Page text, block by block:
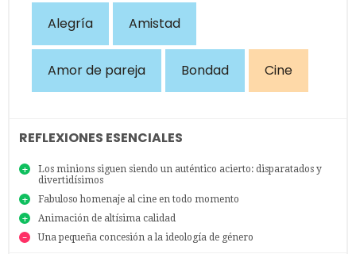
Alegría Amistad
Amor de pareja Bondad Cine
REFLEXIONES ESENCIALES
Los minions siguen siendo un auténtico acierto: disparatados y
divertidísimos
Fabuloso homenaje al cine en todo momento
Animación de altísima calidad
Una pequeña concesión a la ideología de género